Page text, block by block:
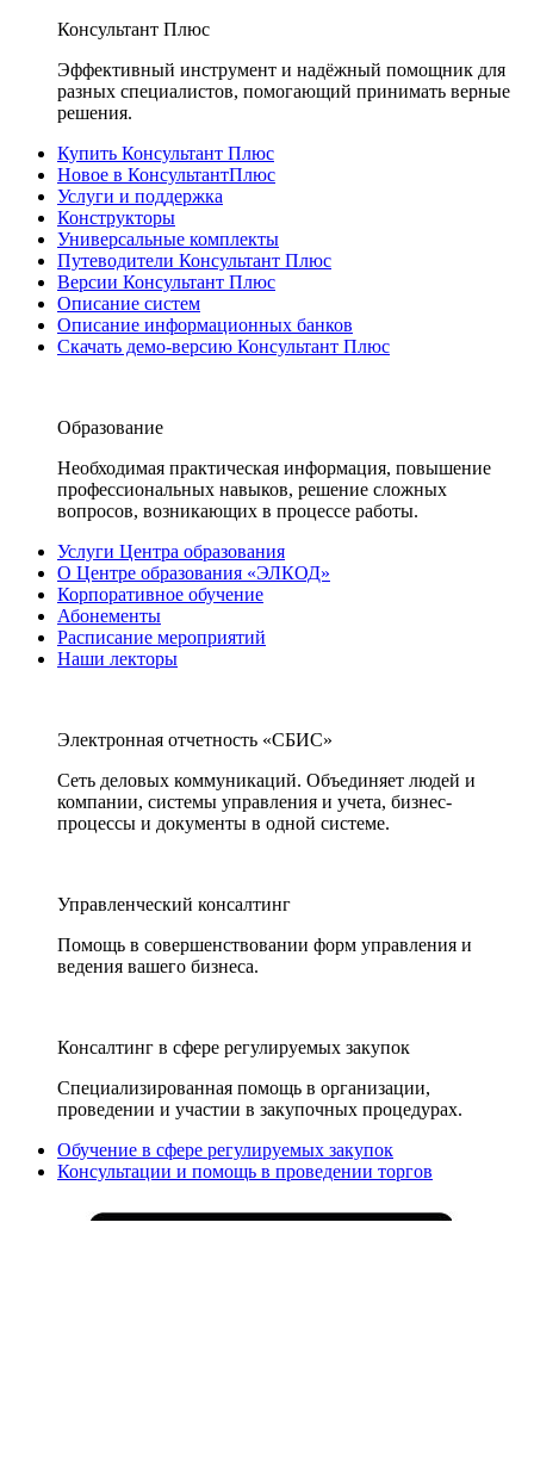
Консультант Плюс
Эффективный инструмент и надёжный помощник для
разных специалистов, помогающий принимать верные
решения.
Купить Консультант Плюс
Новое в КонсультантПлюс
Услуги и поддержка
Конструкторы
Универсальные комплекты
Путеводители Консультант Плюс
Версии Консультант Плюс
Описание систем
Описание информационных банков
Скачать демо-версию Консультант Плюс
Образование
Необходимая практическая информация, повышение
профессиональных навыков, решение сложных
вопросов, возникающих в процессе работы.
Услуги Центра образования
О Центре образования «ЭЛКОД»
Корпоративное обучение
Абонементы
Расписание мероприятий
Наши лекторы
Электронная отчетность «СБИС»
Сеть деловых коммуникаций. Объединяет людей и
компании, системы управления и учета, бизнес-
процессы и документы в одной системе.
Управленческий консалтинг
Помощь в совершенствовании форм управления и
ведения вашего бизнеса.
Консалтинг в сфере регулируемых закупок
Специализированная помощь в организации,
проведении и участии в закупочных процедурах.
Обучение в сфере регулируемых закупок
Консультации и помощь в проведении торгов